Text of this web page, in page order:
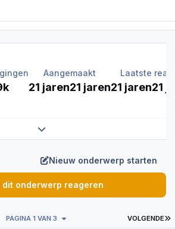
Aangemaakt
21 jaren21 jaren
Laatste
21 jaren21
Expand topic overview
Nieuw onderwerp starten
dit onderwerp reageren
VOLGENDE
PAGINA 1 VAN 3